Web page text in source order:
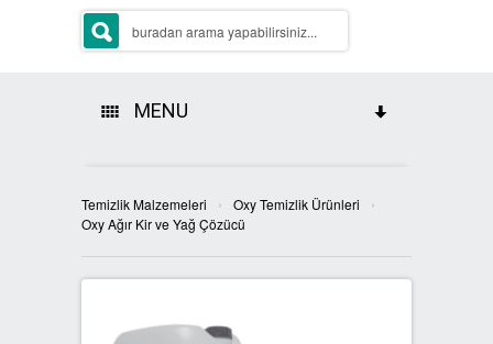
MENU
ÜRÜNLERİMİZ
GERİ DÖNÜŞÜM ÇÖP KUTULARI
2Lİ GERİ DÖNÜŞÜM KUTULARI
SIFIR ATIK KUTULARI
Temizlik Malzemeleri › Oxy Temizlik Ürünleri
›
Oxy Ağır Kir ve Yağ Çözücü